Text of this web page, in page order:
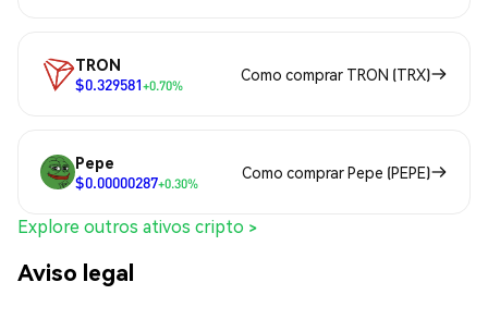
TRON
$0.329581+0.70%
Como comprar TRON (TRX)
Pepe
$0.00000287+0.30%
Como comprar Pepe (PEPE)
Explore outros ativos cripto >
Aviso legal